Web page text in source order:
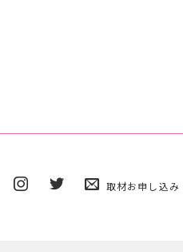
取材お申し込み